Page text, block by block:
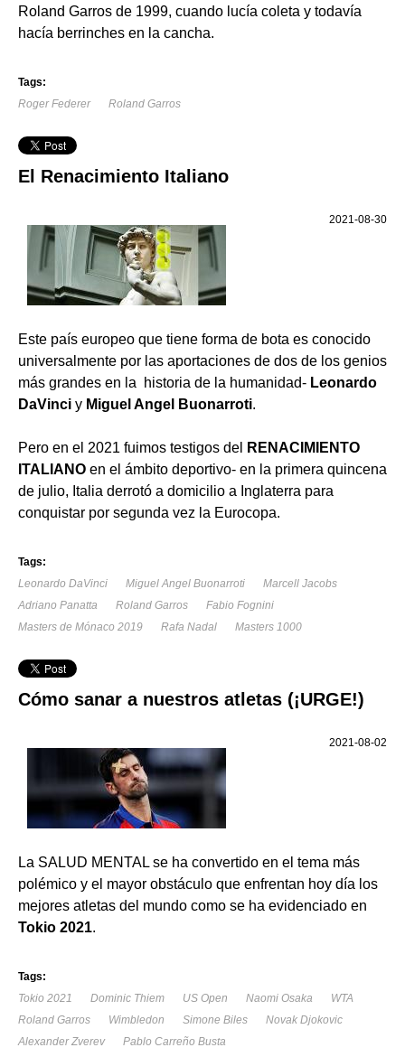
Roland Garros de 1999, cuando lucía coleta y todavía
hacía berrinches en la cancha.
Tags:
Roger Federer
Roland Garros
El Renacimiento Italiano
2021-08-30
Este país europeo que tiene forma de bota es conocido
universalmente por las aportaciones de dos de los genios
más grandes en la historia de la humanidad- Leonardo
DaVinci y Miguel Angel Buonarroti.
Pero en el 2021 fuimos testigos del
RENACIMIENTO
ITALIANO en el ámbito deportivo- en la primera quincena
de julio, Italia derrotó a domicilio a Inglaterra para
conquistar por segunda vez la Eurocopa.
Tags:
Leonardo DaVinci
Miguel Angel Buonarroti
Marcell Jacobs
Adriano Panatta
Roland Garros
Fabio Fognini
Masters de Mónaco 2019
Rafa Nadal Masters 1000
Cómo sanar a nuestros atletas (¡URGE!)
2021-08-02
La SALUD MENTAL se ha convertido en el tema más
polémico y el mayor obstáculo que enfrentan hoy día los
mejores atletas del mundo como se ha evidenciado en
Tokio 2021.
Tags:
Tokio 2021
Dominic Thiem US Open Naomi Osaka
WTA
Roland Garros
Wimbledon Simone Biles
Novak Djokovic
Alexander Zverev
Pablo Carreño Busta